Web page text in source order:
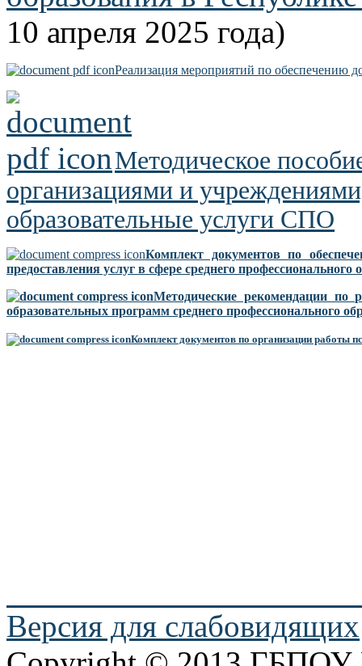
10 апреля 2025 года)
Реализация мероприятий по обеспечению
Методическое
организациями и
образовательные услуги СПО
Комплект документов по
предоставления услуг в сфере среднего профессионального
Методические рекомендации по
образовательных программ среднего
Комплект документов по организации работы
Версия для слабовидящих